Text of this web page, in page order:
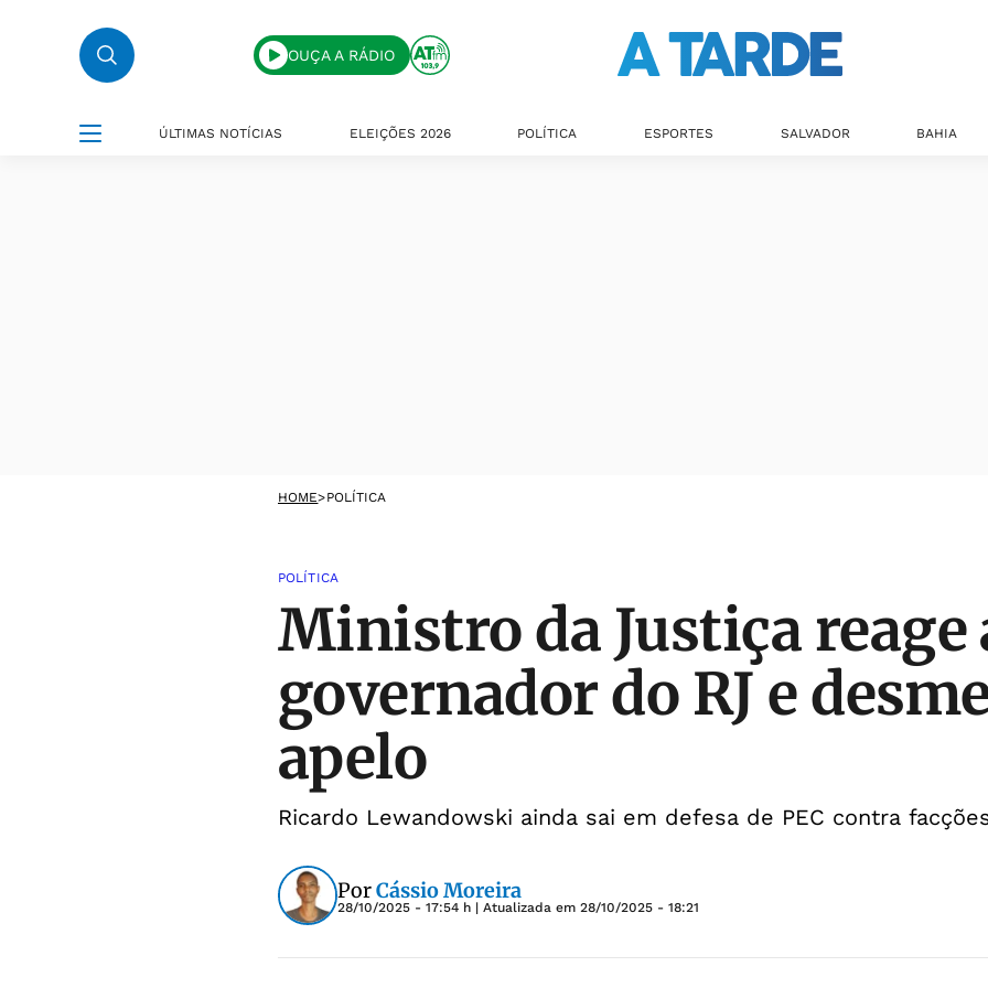
OUÇA A RÁDIO
ÚLTIMAS NOTÍCIAS ELEIÇÕES 2026 POLÍTICA ESPORTES SALVADOR BAHIA
HOME>POLÍTICA
POLÍTICA
Ministro da Justiça reage
governador do RJ e
apelo
Ricardo Lewandowski ainda sai em defesa de PEC contra
PorCássio Moreira
28/10/2025 - 17:54 h | Atualizada em 28/10/2025 - 18:21